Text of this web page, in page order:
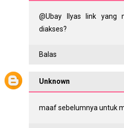
@Ubay Ilyas link yang
diakses?
Balas
Unknown
maaf sebelumnya untuk